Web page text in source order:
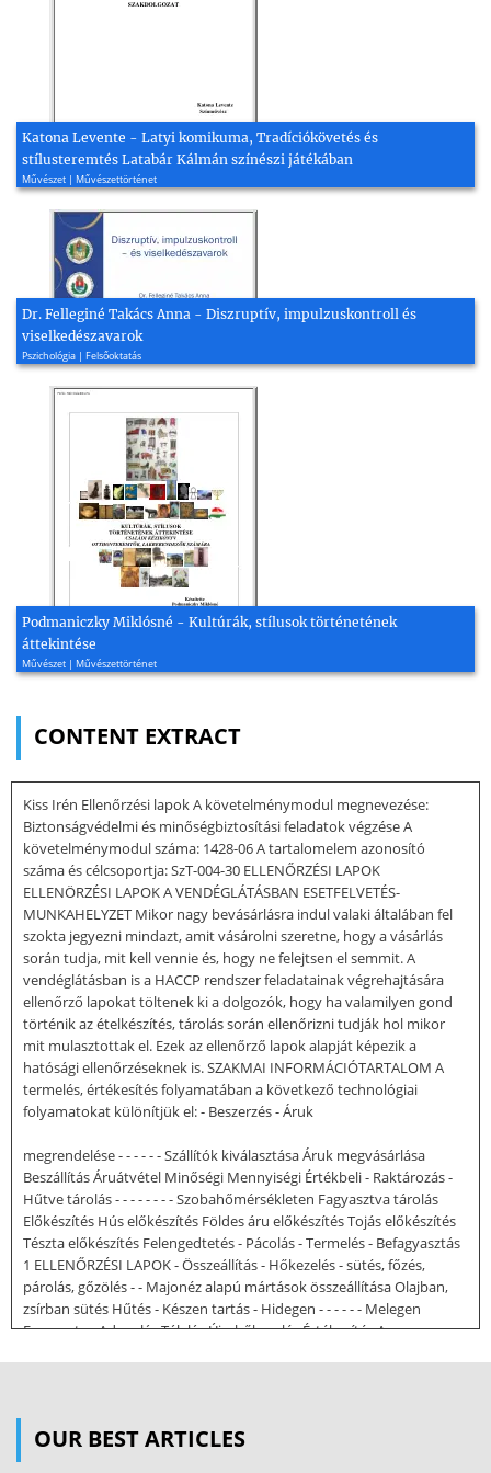
Katona Levente - Latyi komikuma, Tradíciókövetés és
stílusteremtés Latabár Kálmán színészi játékában
Művészet | Művészettörténet
Dr. Felleginé Takács Anna - Diszruptív, impulzuskontroll és
viselkedészavarok
Pszichológia | Felsőoktatás
Podmaniczky Miklósné - Kultúrák, stílusok történetének
áttekintése
Művészet | Művészettörténet
CONTENT EXTRACT
Kiss Irén Ellenőrzési lapok A követelménymodul megnevezése:
Biztonságvédelmi és minőségbiztosítási feladatok végzése A
követelménymodul száma: 1428-06 A tartalomelem azonosító
száma és célcsoportja: SzT-004-30 ELLENŐRZÉSI LAPOK
ELLENÖRZÉSI LAPOK A VENDÉGLÁTÁSBAN ESETFELVETÉS-
MUNKAHELYZET Mikor nagy bevásárlásra indul valaki általában fel
szokta jegyezni mindazt, amit vásárolni szeretne, hogy a vásárlás
során tudja, mit kell vennie és, hogy ne felejtsen el semmit. A
vendéglátásban is a HACCP rendszer feladatainak végrehajtására
ellenőrző lapokat töltenek ki a dolgozók, hogy ha valamilyen gond
történik az ételkészítés, tárolás során ellenőrizni tudják hol mikor
mit mulasztottak el. Ezek az ellenőrző lapok alapját képezik a
hatósági ellenőrzéseknek is. SZAKMAI INFORMÁCIÓTARTALOM A
termelés, értékesítés folyamatában a következő technológiai
folyamatokat különítjük el: - Beszerzés - Áruk
megrendelése - - - - - - Szállítók kiválasztása Áruk megvásárlása
Beszállítás Áruátvétel Minőségi Mennyiségi Értékbeli - Raktározás -
Hűtve tárolás - - - - - - - - Szobahőmérsékleten Fagyasztva tárolás
Előkészítés Hús előkészítés Földes áru előkészítés Tojás előkészítés
Tészta előkészítés Felengedtetés - Pácolás - Termelés - Befagyasztás
1 ELLENŐRZÉSI LAPOK - Összeállítás - Hőkezelés - sütés, főzés,
párolás, gőzölés - - Majonéz alapú mártások összeállítása Olajban,
zsírban sütés Hűtés - Készen tartás - Hidegen - - - - - - Melegen
Fagyasztva Adagolás Tálalás Újrahőkezelés Értékesítés Az egyes
OUR BEST ARTICLES